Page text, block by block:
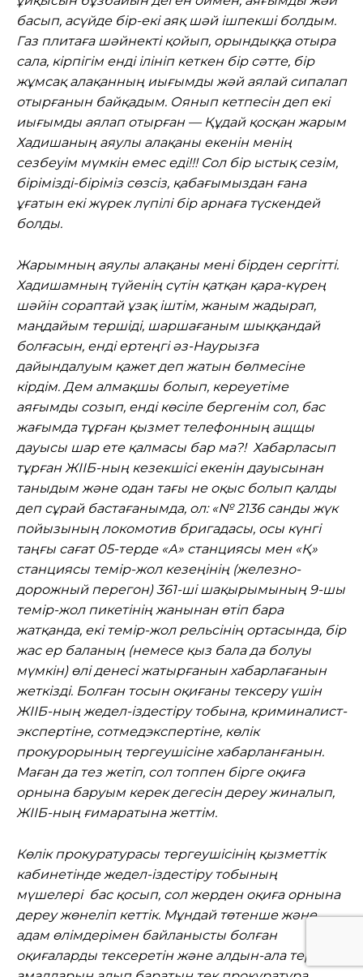
басып, асүйде бір-екі аяқ шәй ішпекші болдым.
Газ плитаға шәйнекті қойып, орындыққа отыра
сала, кірпігім енді ілініп кеткен бір сәтте, бір
жұмсақ алақанның иығымды жәй аялай сипалап
отырғанын байқадым. Оянып кетпесін деп екі
иығымды аялап отырған — Құдай қосқан жарым
Хадишаның аяулы алақаны екенін менің
сезбеуім мүмкін емес еді!!! Сол бір ыстық сезім,
бірімізді-біріміз сөзсіз, қабағымыздан ғана
ұғатын екі жүрек лүпілі бір арнаға түскендей
болды.
Жарымның аяулы алақаны мені бірден сергітті.
Хадишамның түйенің сүтін қатқан қара-күрең
шәйін сораптай ұзақ іштім, жаным жадырап,
маңдайым тершіді, шаршағаным шыққандай
болғасын, енді ертеңгі әз-Наурызға
дайындалуым қажет деп жатын бөлмесіне
кірдім. Дем алмақшы болып, кереуетіме
аяғымды созып, енді көсіле бергенім сол, бас
жағымда тұрған қызмет телефонның ащщы
дауысы шар ете қалмасы бар ма?! Хабарласып
тұрған ЖІІБ-ның кезекшісі екенін дауысынан
таныдым және одан тағы не оқыс болып қалды
деп сұрай бастағанымда, ол: «№ 2136 санды жүк
пойызының локомотив бригадасы, осы күнгі
таңғы сағат 05-терде «А» станциясы мен «Қ»
станциясы темір-жол кезеңінің (железно-
дорожный перегон) 361-ші шақырымының 9-шы
темір-жол пикетінің жанынан өтіп бара
жатқанда, екі темір-жол рельсінің ортасында, бір
жас ер баланың (немесе қыз бала да болуы
мүмкін) өлі денесі жатырғанын хабарлағанын
жеткізді. Болған тосын оқиғаны тексеру үшін
ЖІІБ-ның жедел-іздестіру тобына, криминалист-
экспертіне, сотмедэкспертіне, көлік
прокурорының тергеушісіне хабарланғанын.
Маған да тез жетіп, сол топпен бірге оқиға
орнына баруым керек дегесін дереу жиналып,
ЖІІБ-ның ғимаратына жеттім.
Көлік прокуратурасы тергеушісінің қызметтік
кабинетінде жедел-іздестіру тобының
мүшелері бас қосып, сол жерден оқиға орнына
дереу жөнеліп кеттік. Мұндай төтенше және
адам өлімдерімен байланысты болған
оқиғаларды тексеретін және алдын-ала тергеу